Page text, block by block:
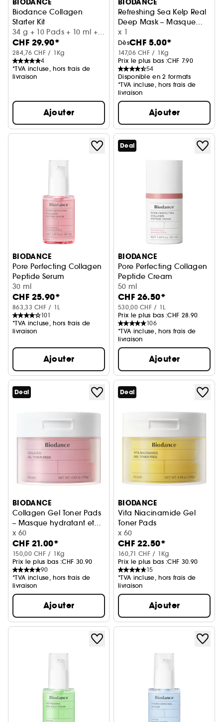
BIODANCE
Biodance Collagen
Starter Kit
Coffret Hydratant & Raffermissant
34 g + 10 Pads + 10 ml +
10 ml + 20 ml
CHF 29.90*
284,76 CHF / 1Kg
4
*TVA incluse, hors frais de
livraison
Ajouter
BIODANCE
Refreshing Sea Kelp Real
Deep Mask – Masque
apaisant et purifiant
x 1
DèsCHF 5.00*
147,06 CHF / 1Kg
Prix le plus bas :CHF 7.90
54
Disponible en 2 formats
*TVA incluse, hors frais de
livraison
Ajouter
BIODANCE
Pore Perfecting Collagen
Peptide Serum
Sérum affinant et resserant les pores
30 ml
CHF 25.90*
863,33 CHF / 1L
101
*TVA incluse, hors frais de
livraison
Ajouter
Deal
BIODANCE
Pore Perfecting Collagen
Peptide Cream
Crème hydratante et
50 ml
CHF 26.50*
530,00 CHF / 1L
Prix le plus bas :CHF 28.90
106
*TVA incluse, hors frais de
livraison
Ajouter
Deal
BIODANCE
Collagen Gel Toner Pads
– Masque hydratant et
apaisant
x 60
CHF 21.00*
150,00 CHF / 1Kg
Prix le plus bas :CHF 30.90
90
*TVA incluse, hors frais de
livraison
Ajouter
Deal
BIODANCE
Vita Niacinamide Gel
Toner Pads
Masque illuminateur et
x 60
CHF 22.50*
160,71 CHF / 1Kg
Prix le plus bas :CHF 30.90
15
*TVA incluse, hors frais de
livraison
Ajouter